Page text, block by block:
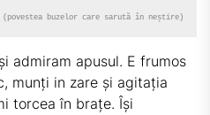
(povestea buzelor care sarută în neștire)
admiram apusul. E frumos
munți in zare și agitația
torcea în brațe. Își